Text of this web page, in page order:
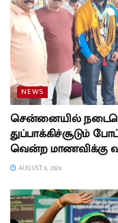
NEWS
சென்னையில்
துப்பாக்கிச்சூடும்
வென்ற மாணவிக்கு
AUGUST 6, 2026